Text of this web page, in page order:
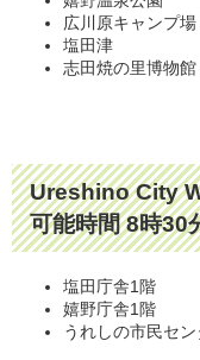
広川原キャンプ場
塩田津
志田焼の里博物館
Ureshino City
可能時間 8時30
塩田庁舎1階
嬉野庁舎1階
うれしの市民セン